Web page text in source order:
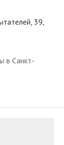
39,
в Санкт-